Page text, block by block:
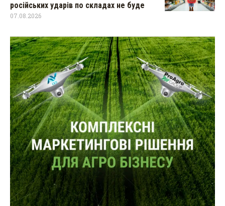
російських ударів по складах не буде
07.08.2026